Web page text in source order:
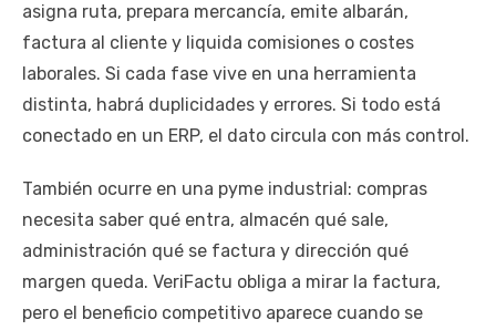
asigna ruta, prepara mercancía, emite albarán,
factura al cliente y liquida comisiones o costes
laborales. Si cada fase vive en una herramienta
distinta, habrá duplicidades y errores. Si todo está
conectado en un ERP, el dato circula con más control.
También ocurre en una pyme industrial: compras
necesita saber qué entra, almacén qué sale,
administración qué se factura y dirección qué
margen queda. VeriFactu obliga a mirar la factura,
pero el beneficio competitivo aparece cuando se